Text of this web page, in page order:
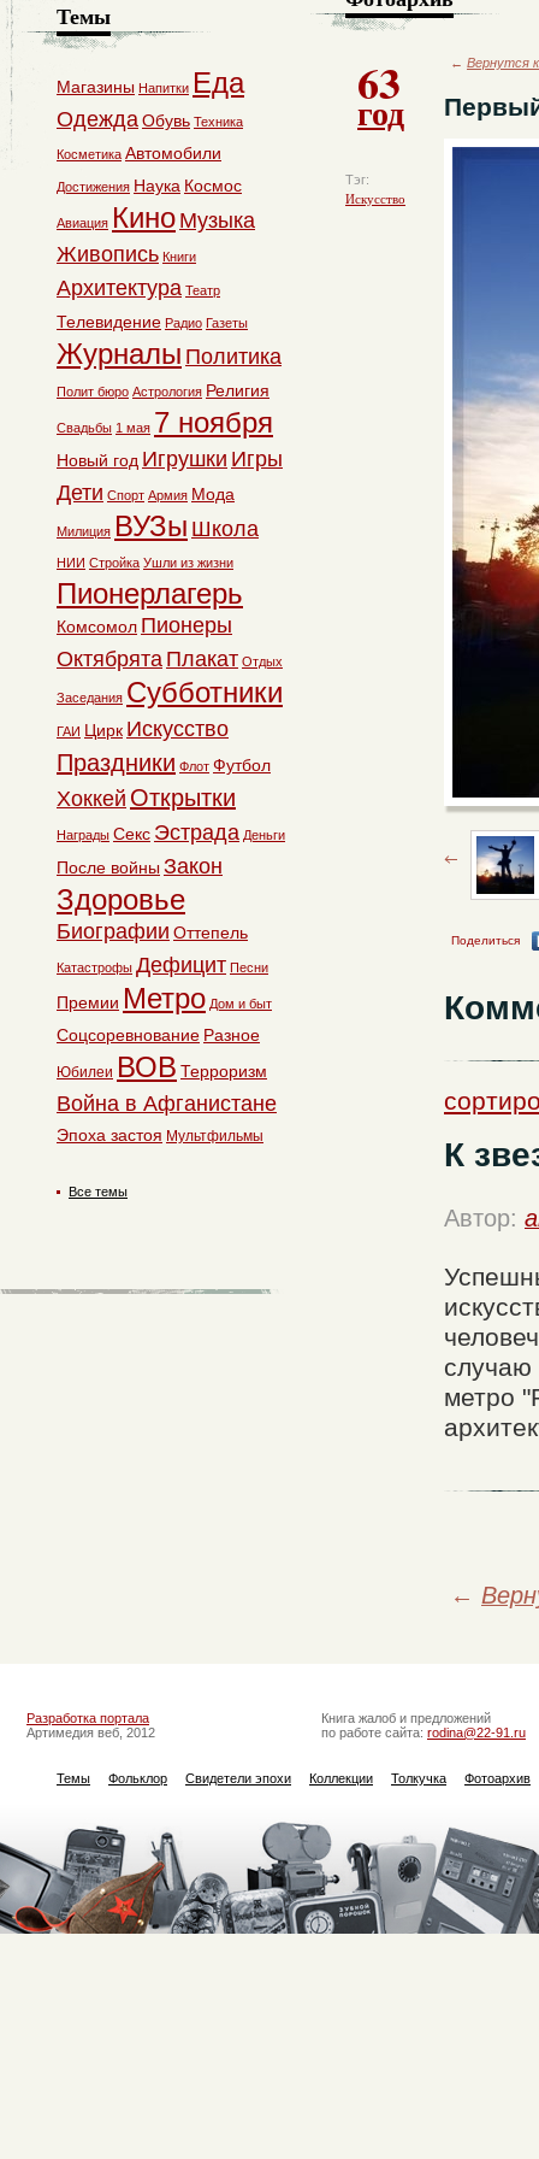
63
год
Тэг:
Искусство
← Вернутся
Поделиться
К
Автор:
случаю
метро
←
Темы
Магазины Напитки Еда
ОдеждаОбувь Техника
Косметика Автомобили
Достижения Наука Космос
Авиация Кино Музыка
Живопись Книги
Архитектура Театр
Телевидение Радио Газеты
Журналы Политика
Полит бюро Астрология Религия
Свадьбы 1 мая 7 ноября
Новый год Игрушки Игры
Дети Спорт Армия Мода
Милиция ВУЗы Школа
НИИ Стройка Ушли из жизни
Пионерлагерь
Комсомол Пионеры
Октябрята Плакат Отдых
Заседания Субботники
ГАИ Цирк Искусство
Праздники Флот Футбол
Хоккей Открытки
Награды Секс Эстрада Деньги
После войны Закон
Здоровье
Биографии Оттепель
Катастрофы Дефицит Песни
Премии Метро Дом и быт
Соцсоревнование Разное
Юбилеи ВОВ Терроризм
Война в Афганистане
Эпоха застоя Мультфильмы
Все темы
Разработка портала
Артимедия веб, 2012
Книга жалоб и предложений
по работе сайта: rodina@22-91.ru
Темы Фольклор Свидетели эпохи Коллекции Толкучка Фотоархив